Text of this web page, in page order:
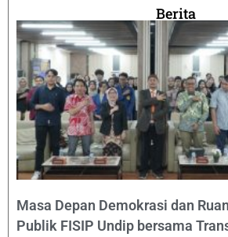
Berita
Masa Depan Demokrasi dan
Publik FISIP Undip bersama